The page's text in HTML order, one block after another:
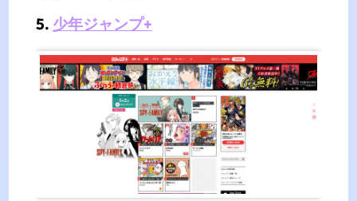
5. 少年ジャンプ+